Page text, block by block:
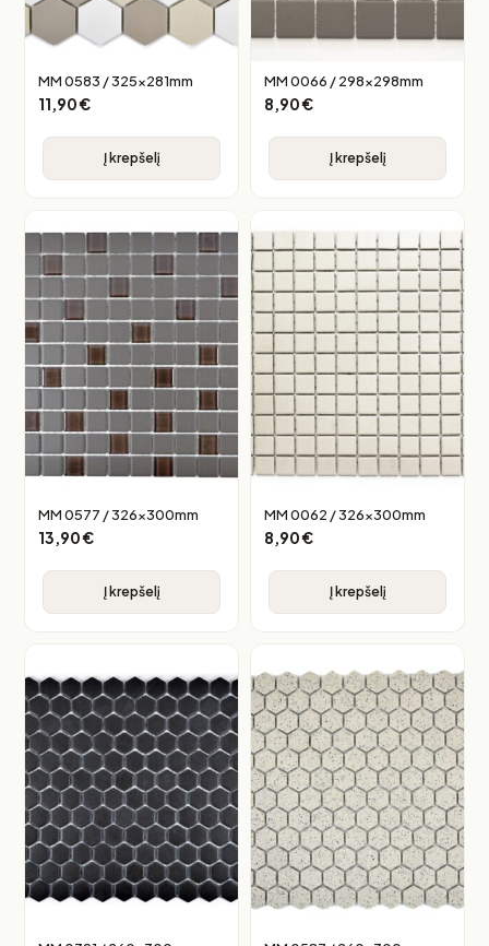
MM 0583 / 325x281mm
11,90€
Į krepšelį
MM 0066 / 298x298mm
8,90€
Į krepšelį
MM 0577 / 326x300mm
13,90€
Į krepšelį
MM 0062 / 326x300mm
8,90€
Į krepšelį